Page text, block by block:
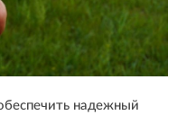
надежный